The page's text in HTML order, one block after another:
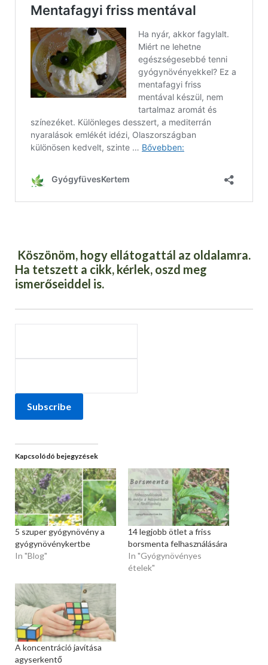
Köszönöm, hogy ellátogattál az oldalamra.
Ha tetszett a cikk, kérlek, oszd meg
ismerőseiddel is.
Subscribe
Kapcsolódó bejegyzések
5 szuper gyógynövény a
gyógynövénykertbe
In "Blog"
14 legjobb ötlet a friss
borsmenta felhasználására
In "Gyógynövényes
ételek"
A koncentráció javítása
agyserkentő